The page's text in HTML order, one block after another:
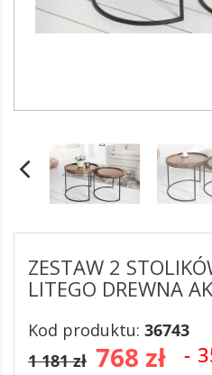
ZESTAW 2
LITEGO DREWNA
Kod produktu: 36743
768 zł -
1 181 zł